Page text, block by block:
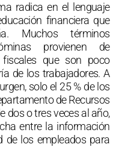
radica en el lenguaje
financiera que
Muchos términos
provienen de
que son poco
de los trabajadores. A
solo el 25 % de los
de Recursos
dos o tres veces al año,
entre la información
de los empleados para